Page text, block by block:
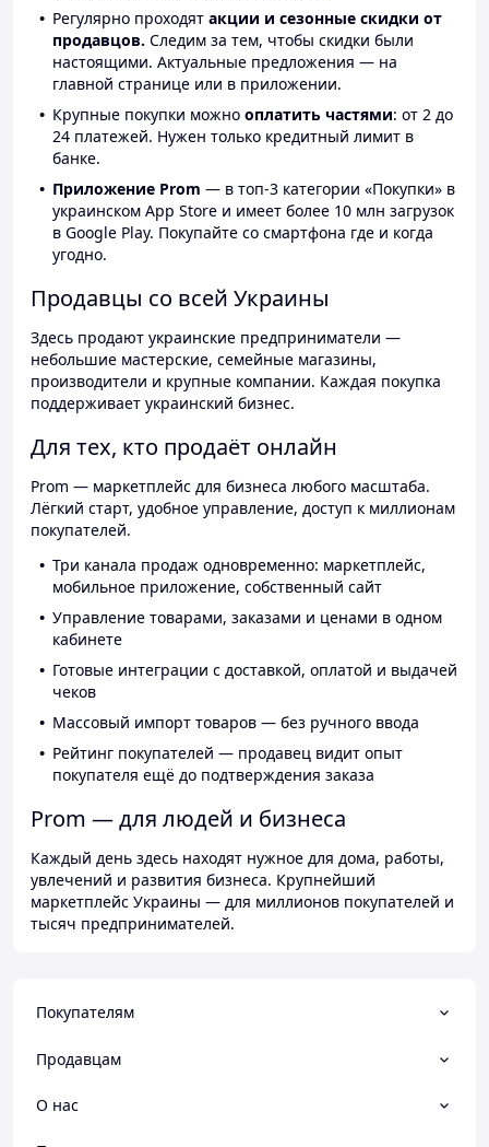
Регулярно проходят акции и сезонные скидки от
продавцов. Следим за тем, чтобы скидки были
настоящими. Актуальные предложения — на
главной странице или в приложении.
Крупные покупки можно оплатить частями: от 2 до
24 платежей. Нужен только кредитный лимит в
банке.
Приложение Prom — в топ-3 категории «Покупки» в
украинском App Store и имеет более 10 млн загрузок
в Google Play. Покупайте со смартфона где и когда
угодно.
Продавцы со всей Украины
Здесь продают украинские предприниматели —
небольшие мастерские, семейные магазины,
производители и крупные компании. Каждая покупка
поддерживает украинский бизнес.
Для тех, кто продаёт онлайн
Prom — маркетплейс для бизнеса любого масштаба.
Лёгкий старт, удобное управление, доступ к миллионам
покупателей.
Три канала продаж одновременно: маркетплейс,
мобильное приложение, собственный сайт
Управление товарами, заказами и ценами в одном
кабинете
Готовые интеграции с доставкой, оплатой и выдачей
чеков
Массовый импорт товаров — без ручного ввода
Рейтинг покупателей — продавец видит опыт
покупателя ещё до подтверждения заказа
Prom — для людей и бизнеса
Каждый день здесь находят нужное для дома, работы,
увлечений и развития бизнеса. Крупнейший
маркетплейс Украины — для миллионов покупателей и
тысяч предпринимателей.
Покупателям
Продавцам
О нас